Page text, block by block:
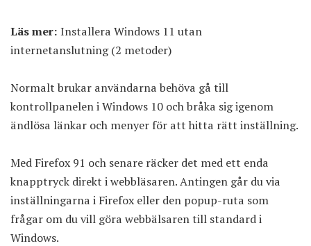
Läs mer: Installera Windows 11 utan
internetanslutning (2 metoder)
Normalt brukar användarna behöva gå till
kontrollpanelen i Windows 10 och bråka sig igenom
ändlösa länkar och menyer för att hitta rätt inställning.
Med Firefox 91 och senare räcker det med ett enda
knapptryck direkt i webbläsaren. Antingen går du via
inställningarna i Firefox eller den popup-ruta som
frågar om du vill göra webbälsaren till standard i
Windows.